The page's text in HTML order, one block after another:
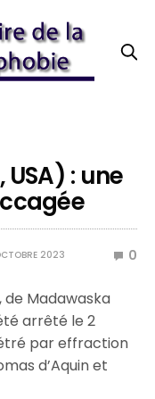
: une
2023 0
de Madawaska
arrêté le 2
par effraction
d’Aquin et